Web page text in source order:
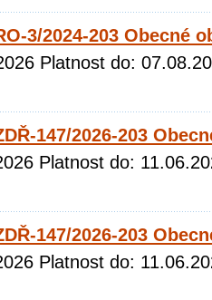
3/2024-203 Obecné
Platnost do:
147/2026-203
Platnost do:
147/2026-203
Platnost do: